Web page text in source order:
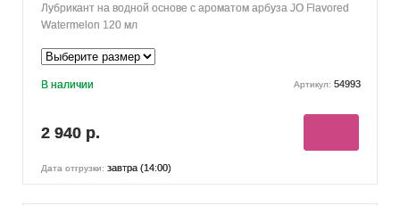
Лубрикант на водной основе с ароматом арбуза JO Flavored
Watermelon 120 мл
В наличии Артикул: 54993
2 940 р.
Дата отгрузки: завтра (14:00)